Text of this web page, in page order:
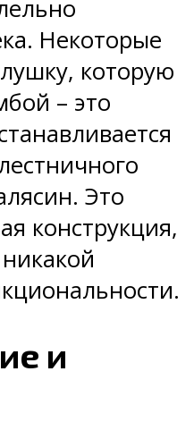
Некоторые
которую
– это
Это
конструкция,
и